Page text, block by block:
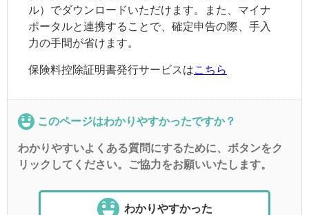
ル）でダウンロードいただけます。また、マイナ
ポータルと連携することで、確定申告の際、手入
力の手間が省けます。
保険料控除証明書発行サービスはこちら
このページはわかりやすかったですか？
わかりやすいよくある質問にするために、ボタンをク
リックしてください。ご協力をお願いいたします。
わかりやすかった